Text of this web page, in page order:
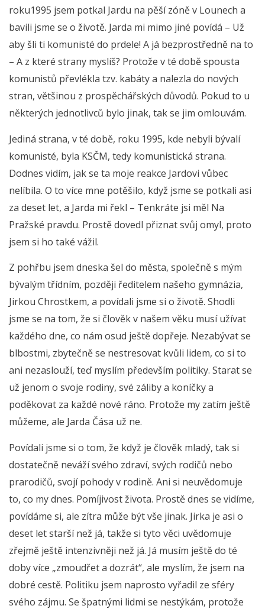
roku1995 jsem potkal Jardu na pěší zóně v Lounech a
bavili jsme se o životě. Jarda mi mimo jiné povídá – Už
aby šli ti komunisté do prdele! A já bezprostředně na to
– A z které strany myslíš? Protože v té době spousta
komunistů převlékla tzv. kabáty a nalezla do nových
stran, většinou z prospěchářských důvodů. Pokud to u
některých jednotlivců bylo jinak, tak se jim omlouvám.
Jediná strana, v té době, roku 1995, kde nebyli bývalí
komunisté, byla KSČM, tedy komunistická strana.
Dodnes vidím, jak se ta moje reakce Jardovi vůbec
nelíbila. O to více mne potěšilo, když jsme se potkali asi
za deset let, a Jarda mi řekl – Tenkráte jsi měl Na
Pražské pravdu. Prostě dovedl přiznat svůj omyl, proto
jsem si ho také vážil.
Z pohřbu jsem dneska šel do města, společně s mým
bývalým třídním, později ředitelem našeho gymnázia,
Jirkou Chrostkem, a povídali jsme si o životě. Shodli
jsme se na tom, že si člověk v našem věku musí užívat
každého dne, co nám osud ještě dopřeje. Nezabývat se
blbostmi, zbytečně se nestresovat kvůli lidem, co si to
ani nezaslouží, teď myslím především politiky. Starat se
už jenom o svoje rodiny, své záliby a koníčky a
poděkovat za každé nové ráno. Protože my zatím ještě
můžeme, ale Jarda Čása už ne.
Povídali jsme si o tom, že když je člověk mladý, tak si
dostatečně neváží svého zdraví, svých rodičů nebo
prarodičů, svojí pohody v rodině. Ani si neuvědomuje
to, co my dnes. Pomíjivost života. Prostě dnes se vidíme,
povídáme si, ale zítra může být vše jinak. Jirka je asi o
deset let starší než já, takže si tyto věci uvědomuje
zřejmě ještě intenzivněji než já. Já musím ještě do té
doby více „zmoudřet a dozrát“, ale myslím, že jsem na
dobré cestě. Politiku jsem naprosto vyřadil ze sféry
svého zájmu. Se špatnými lidmi se nestýkám, protože